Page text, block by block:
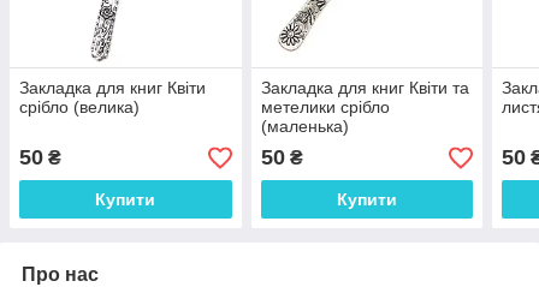
Закладка для книг Квіти
срібло (велика)
50 ₴
Купити
Закладка для книг Квіти та
метелики срібло
(маленька)
50₴
Купити
50
Про нас